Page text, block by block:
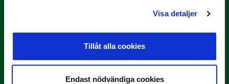
Visa detaljer
Tillåt alla cookies
Endast nödvändiga cookies
29 JUNI
Lagerlöf tar över i Sandvikens IF